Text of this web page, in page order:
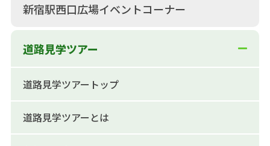
新宿駅西口広場イベントコーナー
道路見学ツアー
道路見学ツアートップ
道路見学ツアーとは